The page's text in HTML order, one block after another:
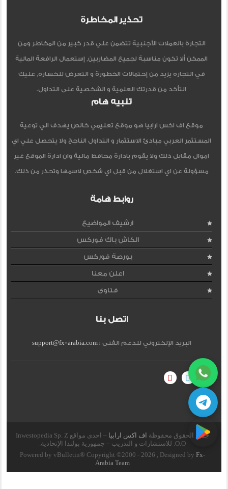
تحذير المخاطرة
التجارة بالعملات الأجنبية تتضمن علي قدر كبير من المخاطر ومن
الممكن ألا تكون مناسبة لجميع المضاربين, إستعمال الرافعة المالية
في التجاره يزيد من إحتمالات الخطورة و التعرض للخساره, عليك
التأكد من قدرتك العلمية و الشخصية على التداول.
تنبيه هام
موقع اف اكس ارابيا هو موقع تعليمي خالص يهدف الي توعية
المستثمر العربي مبادئ الاستثمار و التداول الناجح ولا يتحصل علي اي
اموال مقابل ذلك ولا يقوم بادارة محافظ مالية وان ادارة الموقع غير
مسؤولة عن اي استغلال من قبل اي شخص لاسمها وتحذر من ذلك.
روابط هامة
ارشيف المواضيع
الكاش باك فوركس
بورصة فوركس
اعلن معنا
فتاوى
اتصل بنا
البريد الإلكتروني للدعم الفنى :support@fx-arabia.com
جميع الحقوق محفوظة اف اكس ارابيا
– احدى مواقع Inwestopedia Sp. Z
O.O. للاستشارات و التدريب – جمهورية بولندا الإتحادية.
Powered by vBulletin® Copyright ©2000 - 2026 , Designed byFx-
Arabia Team